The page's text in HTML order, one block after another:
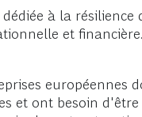
à la
et
et ont besoin